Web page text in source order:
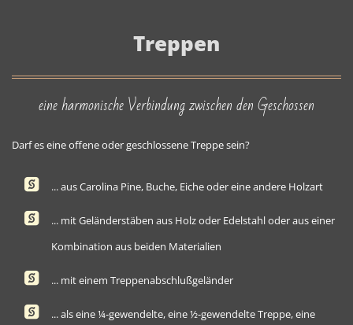
Treppen
eine harmonische Verbindung zwischen den Geschossen
Darf es eine offene oder geschlossene Treppe sein?
... aus Carolina Pine, Buche, Eiche oder eine andere Holzart
... mit Geländerstäben aus Holz oder Edelstahl oder aus einer
Kombination aus beiden Materialien
... mit einem Treppenabschlußgeländer
... als eine ¼-gewendelte, eine ½-gewendelte Treppe, eine